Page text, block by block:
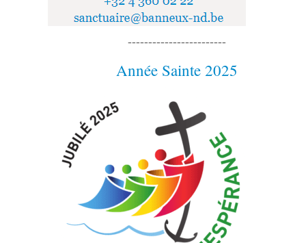
------------------------
Année Sainte 2025